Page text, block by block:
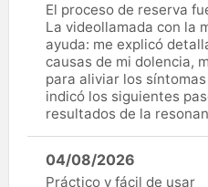
El proceso de reserva
La videollamada con la
ayuda: me explicó
causas de mi dolencia,
para aliviar los
indicó los siguientes
resultados de la
04/08/2026
Práctico y fácil de usar